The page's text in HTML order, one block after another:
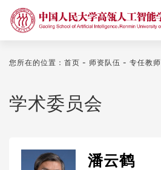
您所在的位置：首页 - 师资队伍 - 专任教师
学术委员会
潘云鹤